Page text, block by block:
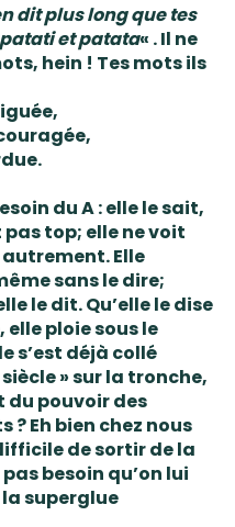
dit plus long que tes
et patata« . Il ne
hein ! Tes mots ils
du A :elle le sait,
pas top; elle ne voit
autrement. Elle
sans le dire;
le dit. Qu’elle le dise
elle ploie sous le
s’est déjà collé
» sur la tronche,
du pouvoir des
Eh bien chez nous
de sortir de la
besoin qu’on lui
superglue